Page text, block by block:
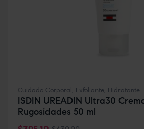
Cuidado Corporal , Exfoliante, Hidratante
ISDIN UREADIN Ultra30
Rugosidades 50 ml